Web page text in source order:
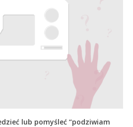
lub pomyśleć “podziwiam